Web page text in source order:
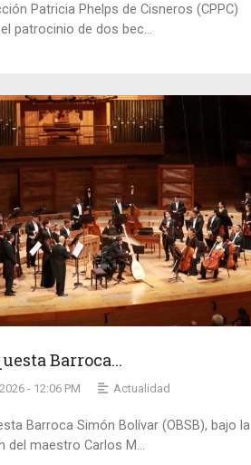
Patricia Phelps de Cisneros (CPPC)
patrocinio de dos bec...
Barroca...
- 12:06 PM Actualidad
Barroca Simón Bolívar (OBSB), bajo la
del maestro Carlos M...